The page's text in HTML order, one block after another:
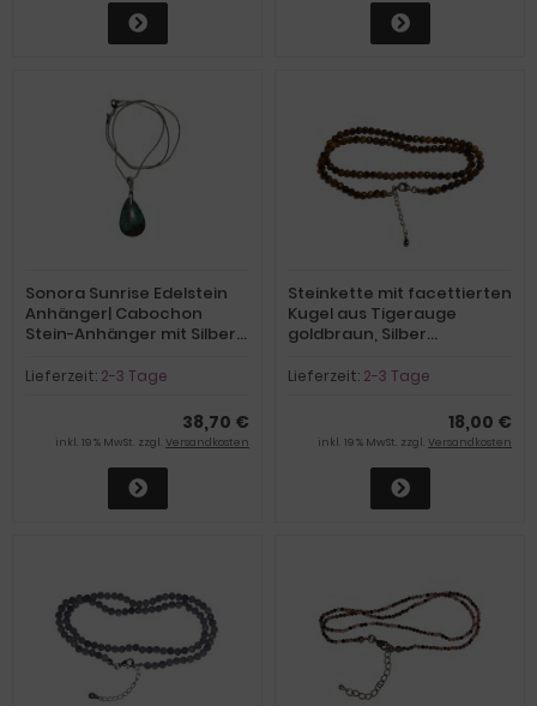
Sonora Sunrise Edelstein
Anhänger| Cabochon
Stein-Anhänger mit Silber
Silber
Lieferzeit: 2-3 Tage
38,70 €
inkl. 19 % MwSt. zzgl. Versandkosten
Steinkette mit facettierten
Kugel aus Tigerauge
goldbraun, Silber
Verlängerung
Lieferzeit: 2-3 Tage
18,00 €
inkl. 19 % MwSt. zzgl. Versandkosten